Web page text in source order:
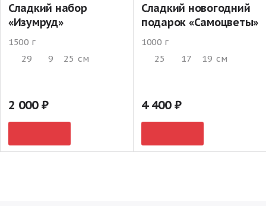
Сладкий набор
«Изумруд»
1500 г
29
9 25 см
2 000
Сладкий новогодний
подарок «Самоцветы»
1000 г
25
17 19 см
4 400